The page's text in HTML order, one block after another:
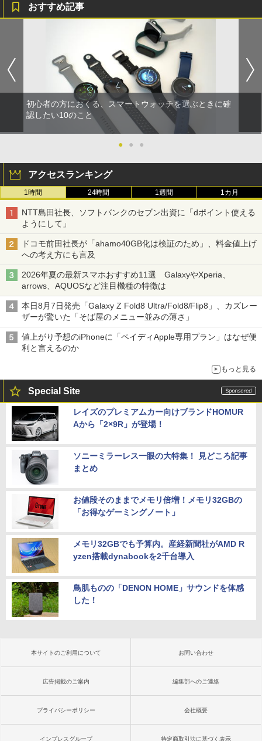
おすすめ記事
初心者の方におくる、スマートウォッチを選ぶときに確
認したい10のこと
● ● ●
アクセスランキング
1時間 24時間 1週間 1カ月
NTT島田社長、ソフトバンクのセブン出資に「dポイント使える
ようにして」
ドコモ前田社長が「ahamo40GB化は検証のため」、料金値上げ
への考え方にも言及
2026年夏の最新スマホおすすめ11選 GalaxyやXperia、
arrows、AQUOSなど注目機種の特徴は
本日8月7日発売「Galaxy Z Fold8 Ultra/Fold8/Flip8」、カズレー
ザーが驚いた「そば屋のメニュー並みの薄さ」
値上がり予想のiPhoneに「ペイディApple専用プラン」はなぜ便
利と言えるのか
もっと見る
Special Site
レイズのプレミアムカー向けブランドHOMUR
Aから「2×9R」が登場！
ソニーミラーレス一眼の大特集！ 見どころ記事
まとめ
お値段そのままでメモリ倍増！メモリ32GBの
「お得なゲーミングノート」
メモリ32GBでも予算内。産経新聞社がAMD R
yzen搭載dynabookを2千台導入
鳥肌ものの「DENON HOME」サウンドを体感
した！
本サイトのご利用について お問い合わせ
広告掲載のご案内 編集部へのご連絡
プライバシーポリシー 会社概要
インプレスグループ 特定商取引法に基づく表示